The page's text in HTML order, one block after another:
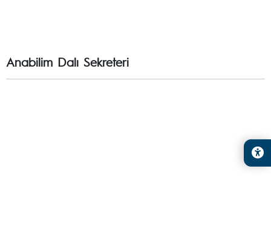
Anabilim Dalı Sekreteri